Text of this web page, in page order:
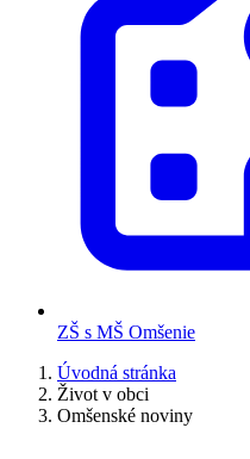
ZŠ s MŠ Omšenie
Úvodná stránka
Život v obci
Omšenské noviny